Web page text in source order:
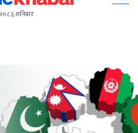
शनिबार